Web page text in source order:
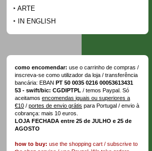
ARTE
IN ENGLISH
como encomendar: use o carrinho de compras /
inscreva-se como utilizador da loja / transferência
bancária: EBAN PT 50 0035 0216 00053613431
53 - swift/bic: CGDIPTPL / temos Paypal. Só
aceitamos encomendas iguais ou superiores a
€10 / portes de envio grátis para Portugal / envio à
cobrança: mais 10 euros.
LOJA FECHADA entre 25 de JULHO e 25 de
AGOSTO
how to buy: use the shopping cart / subscrive to